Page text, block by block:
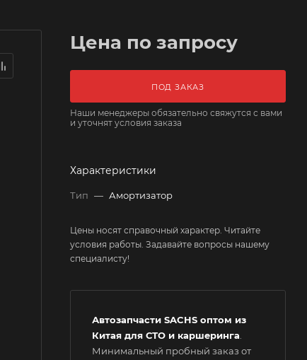
Цена по запросу
ПОД ЗАКАЗ
Наши менеджеры обязательно свяжутся с вами
и уточнят условия заказа
Характеристики
Тип — Амортизатор
Цены носят справочный характер. Читайте
условия работы. Задавайте вопросы нашему
специалисту!
Автозапчасти SACHS оптом из
Китая для СТО и каршеринга
Минимальный пробный заказ от